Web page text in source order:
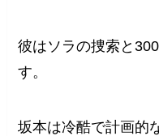
彼はソラの捜索と
す。
坂本は冷酷で計画的